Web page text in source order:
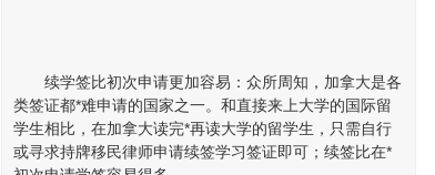
续学签比初次申请更加容易：众所周知，加拿大是各
类签证都*难申请的国家之一。和直接来上大学的国际留
学生相比，在加拿大读完*再读大学的留学生，只需自行
或寻求持牌移民律师申请续签学习签证即可；续签比在*